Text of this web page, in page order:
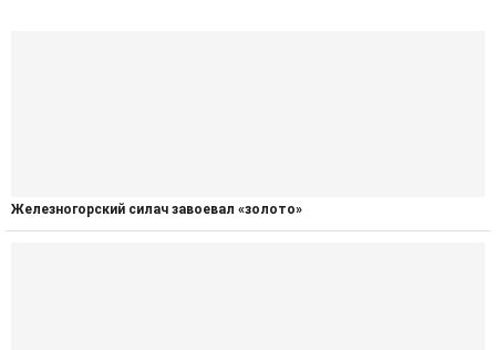
Железногорский силач завоевал «золото»